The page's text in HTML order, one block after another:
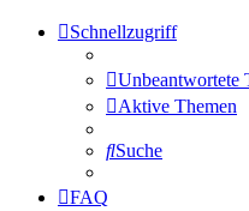
Schnellzugriff
Unbeantwortete
Aktive Themen
Suche
FAQ